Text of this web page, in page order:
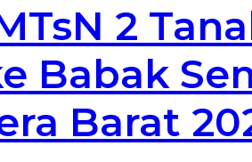
2
Babak
Barat